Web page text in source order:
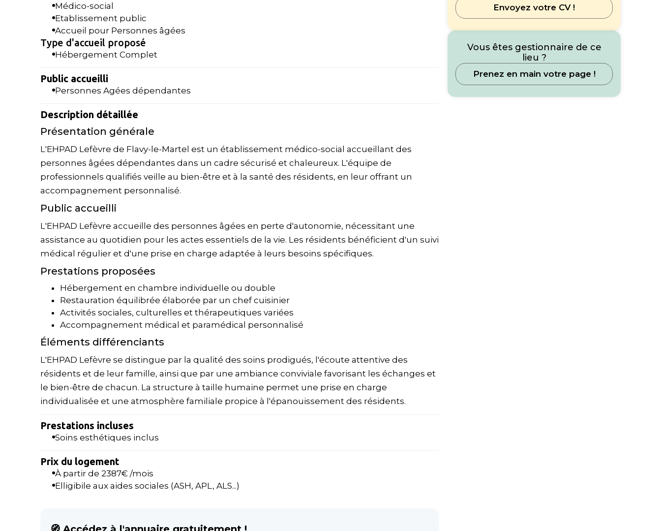
Médico-social
Etablissement public
Accueil pour Personnes âgées
Type d'accueil proposé
Hébergement Complet
Public accueilli
Personnes Agées dépendantes
Description détaillée
Présentation générale
L'EHPAD Lefèvre de Flavy-le-Martel est un établissement médico-social accueillant des
personnes âgées dépendantes dans un cadre sécurisé et chaleureux. L'équipe de
professionnels qualifiés veille au bien-être et à la santé des résidents, en leur offrant un
accompagnement personnalisé.
Public accueilli
L'EHPAD Lefèvre accueille des personnes âgées en perte d'autonomie, nécessitant une
assistance au quotidien pour les actes essentiels de la vie. Les résidents bénéficient d'un suivi
médical régulier et d'une prise en charge adaptée à leurs besoins spécifiques.
Prestations proposées
Hébergement en chambre individuelle ou double
Restauration équilibrée élaborée par un chef cuisinier
Activités sociales, culturelles et thérapeutiques variées
Accompagnement médical et paramédical personnalisé
Éléments différenciants
L'EHPAD Lefèvre se distingue par la qualité des soins prodigués, l'écoute attentive des
résidents et de leur famille, ainsi que par une ambiance conviviale favorisant les échanges et
le bien-être de chacun. La structure à taille humaine permet une prise en charge
individualisée et une atmosphère familiale propice à l'épanouissement des résidents.
Prestations incluses
Soins esthétiques inclus
Prix du logement
À partir de 2387€ /mois
Elligibile aux aides sociales (ASH, APL, ALS...)
Envoyez votre CV !
Vous êtes gestionnaire de ce
lieu ?
Prenez en main votre page !